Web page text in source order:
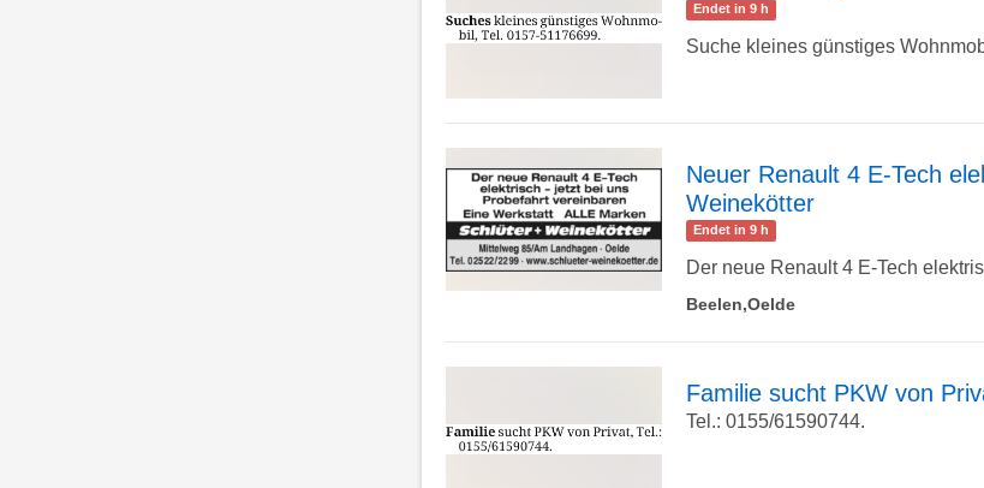
zur
Detailseite
Endet in 9 h
Suche kleines günstiges
Neuer Renault 4 E-Tech
Weinekötter
Endet in 9 h
Der neue Renault 4 E-Tech
Beelen,Oelde
zur
Familie sucht PKW von
Tel.: 0155/61590744.